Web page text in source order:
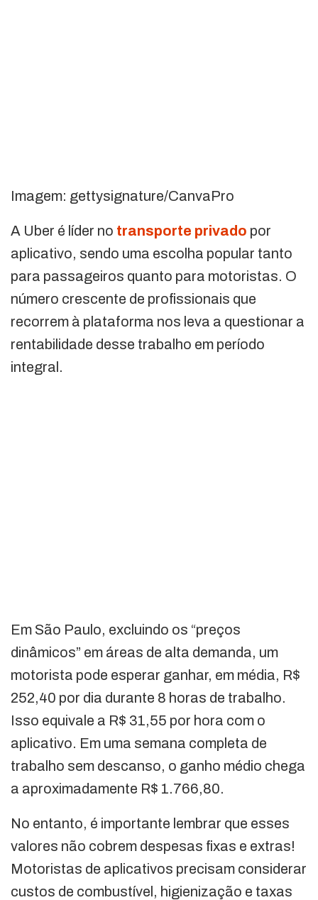
Imagem: gettysignature/CanvaPro
A Uber é líder no transporte privado por
aplicativo, sendo uma escolha popular tanto
para passageiros quanto para motoristas. O
número crescente de profissionais que
recorrem à plataforma nos leva a questionar a
rentabilidade desse trabalho em período
integral.
Em São Paulo, excluindo os “preços
dinâmicos” em áreas de alta demanda, um
motorista pode esperar ganhar, em média, R$
252,40 por dia durante 8 horas de trabalho.
Isso equivale a R$ 31,55 por hora com o
aplicativo. Em uma semana completa de
trabalho sem descanso, o ganho médio chega
a aproximadamente R$ 1.766,80.
No entanto, é importante lembrar que esses
valores não cobrem despesas fixas e extras!
Motoristas de aplicativos precisam considerar
custos de combustível, higienização e taxas